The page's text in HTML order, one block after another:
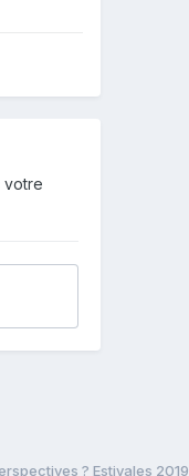
votre
? Estivales 2019